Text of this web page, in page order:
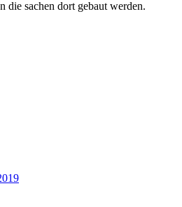
die sachen dort gebaut werden.